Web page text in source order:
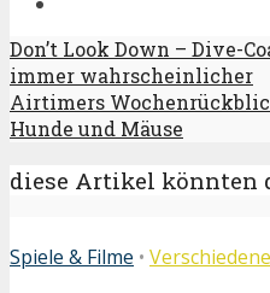
Don’t Look Down – Dive-
immer wahrscheinlicher
Airtimers
Hunde und Mäuse
diese Artikel könnten
Spiele & Filme •